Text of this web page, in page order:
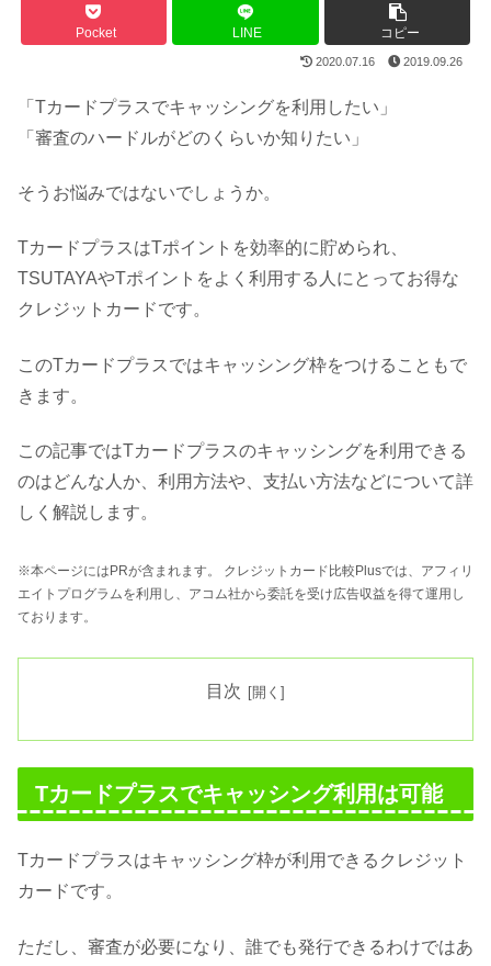
Pocket LINE コピー
2020.07.16 2019.09.26
「Tカードプラスでキャッシングを利用したい」
「審査のハードルがどのくらいか知りたい」
そうお悩みではないでしょうか。
TカードプラスはTポイントを効率的に貯められ、
TSUTAYAやTポイントをよく利用する人にとってお得な
クレジットカードです。
このTカードプラスではキャッシング枠をつけることもで
きます。
この記事ではTカードプラスのキャッシングを利用できる
のはどんな人か、利用方法や、支払い方法などについて詳
しく解説します。
※本ページにはPRが含まれます。 クレジットカード比較Plusでは、アフィリ
エイトプログラムを利用し、アコム社から委託を受け広告収益を得て運用し
ております。
目次
Tカードプラスでキャッシング利用は可能
Tカードプラスはキャッシング枠が利用できるクレジット
カードです。
ただし、審査が必要になり、誰でも発行できるわけではあ